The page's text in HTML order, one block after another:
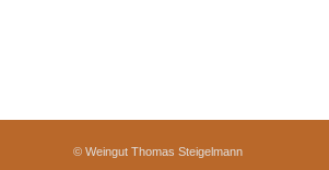
© Weingut Thomas Steigelmann